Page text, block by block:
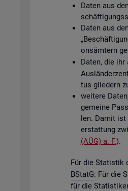
Daten aus
Daten aus
„
ons­äm­tern
Daten, die ihr
tus glie­dern
wei­te­re
ge­mei­ne
len. Damit ist
erstat­tung
(AÜG) a. F.).
Für die Sta­tis­tik
BStatG: Für die
für die